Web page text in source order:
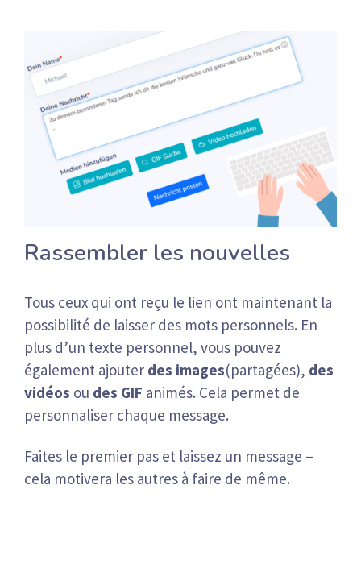
Rassembler les nouvelles
Tous ceux qui ont reçu le lien ont maintenant la
possibilité de laisser des mots personnels. En
plus d’un texte personnel, vous pouvez
également ajouter des images(partagées), des
vidéos ou des GIF animés. Cela permet de
personnaliser chaque message.
Faites le premier pas et laissez un message –
cela motivera les autres à faire de même.